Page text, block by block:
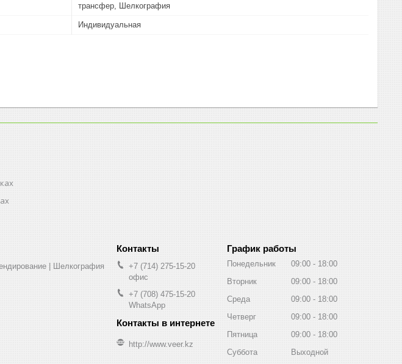
трансфер, Шелкография
Индивидуальная
| Шелкография
+7 (714) 275-15-20
офис
+7 (708) 475-15-20
WhatsApp
http://www.veer.kz
График работы
Понедельник 09:00
18:00
Вторник
09:00
18:00
Среда
09:00
18:00
Четверг
09:00
18:00
Пятница
09:00
18:00
Суббота
Выходной